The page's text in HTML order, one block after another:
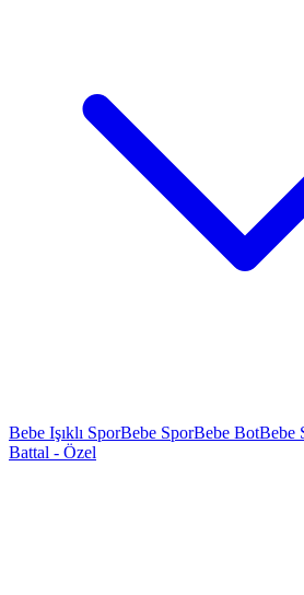
Bebe Işıklı SporBebe SporBebe BotBebe
Battal - Özel